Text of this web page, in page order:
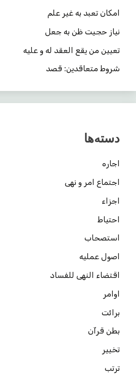
امکان تعبد به غیر علم
نیاز حجیت ظن به جعل
تعیین من یقع العقد له و علیه
شروط متعاقدین: قصد
دسته‌ها
اجاره
اجتماع امر و نهی
اجزاء
احتیاط
استصحاب
اصول عملیه
اقتضاء النهی للفساد
اوامر
برائت
بطن قرآن
تخییر
ترتب